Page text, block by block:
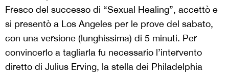
Fresco del successo di “Sexual Healing”, accettò e
si presentò a Los Angeles per le prove del sabato,
con una versione (lunghissima) di 5 minuti. Per
convincerlo a tagliarla fu necessario l’intervento
diretto di Julius Erving, la stella dei Philadelphia